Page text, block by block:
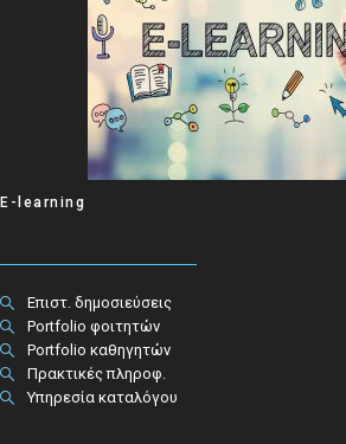
E-learning
Επιστ. δημοσιεύσεις
Portfolio φοιτητών
Portfolio καθηγητών
Πρακτικές πληροφ.​
Υπηρεσία καταλόγου